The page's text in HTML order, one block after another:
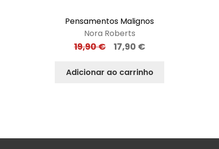
Pensamentos Malignos
Nora Roberts
19,90€ 17,90 €
Adicionar ao carrinho